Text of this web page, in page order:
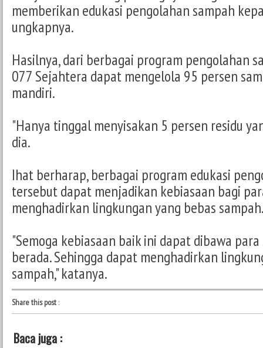
memberikan edukasi pengolahan sampah
ungkapnya.
Hasilnya, dari berbagai program pengolahan
077 Sejahtera dapat mengelola 95 persen
mandiri.
"Hanya tinggal menyisakan 5 persen residu
dia.
Ihat berharap, berbagai program edukasi
tersebut dapat menjadikan kebiasaan bagi
menghadirkan lingkungan yang bebas
"Semoga kebiasaan baik ini dapat dibawa
berada. Sehingga dapat menghadirkan
sampah," katanya.
Share this post:
Baca juga :